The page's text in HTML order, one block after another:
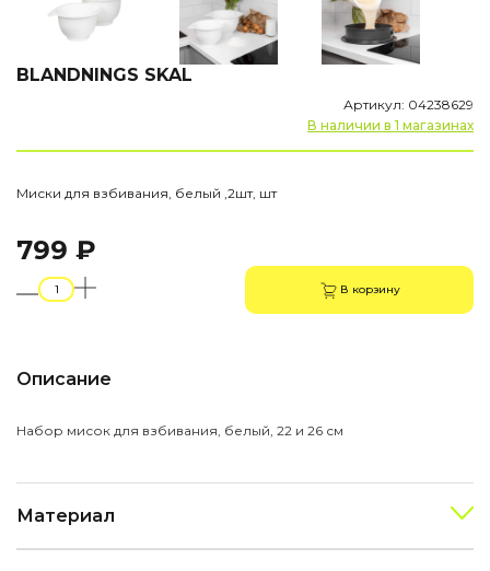
BLANDNINGS SKAL
Артикул: 04238629
В наличии в 1 магазинах
Миски для взбивания, белый ,2шт, шт
799 ₽
В корзину
Описание
Набор мисок для взбивания, белый, 22 и 26 см
Материал